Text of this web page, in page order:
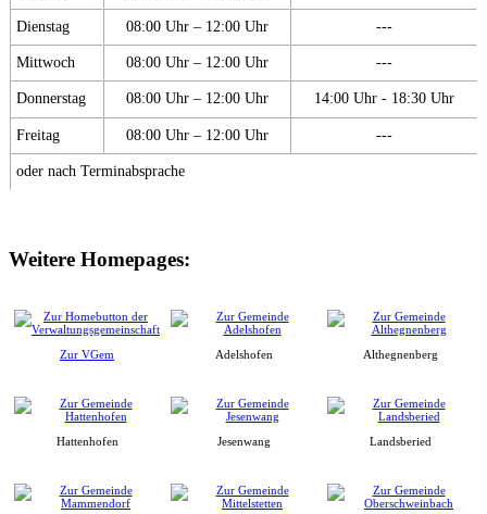
Dienstag 08:00 Uhr – 12:00 Uhr ---
Mittwoch 08:00 Uhr – 12:00 Uhr ---
Donnerstag 08:00 Uhr – 12:00 Uhr 14:00 Uhr - 18:30 Uhr
Freitag 08:00 Uhr – 12:00 Uhr ---
oder nach Terminabsprache
Weitere Homepages:
Zur VGem Adelshofen Althegnenberg
Hattenhofen Jesenwang Landsberied